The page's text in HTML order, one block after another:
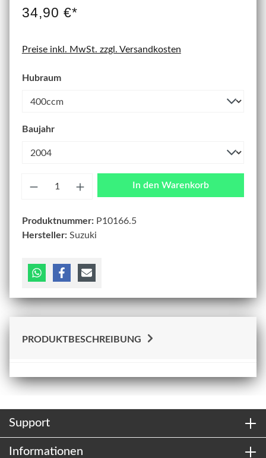
34,90 €*
Preise inkl. MwSt. zzgl. Versandkosten
Hubraum
Baujahr
In den Warenkorb
Produktnummer: P10166.5
Hersteller: Suzuki
PRODUKTBESCHREIBUNG
Support
Informationen